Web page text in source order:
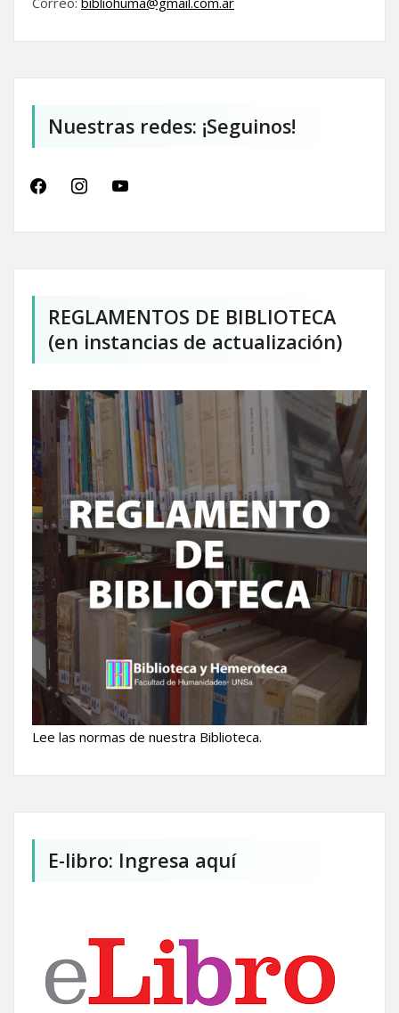
Nuestras redes: ¡Seguinos!
facebookinstagramyoutube
REGLAMENTOS DE BIBLIOTECA
(en instancias de actualización)
Lee las normas de nuestra Biblioteca.
E-libro: Ingresa aquí